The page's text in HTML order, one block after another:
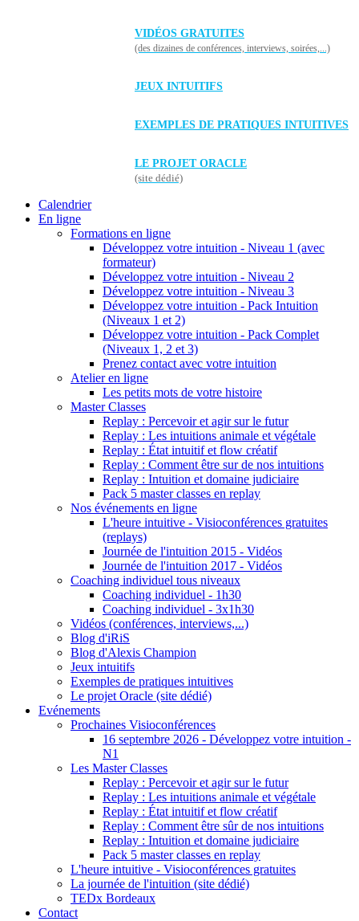
VIDÉOS GRATUITES
(des dizaines de conférences, interviews, soirées,...)
JEUX INTUITIFS
EXEMPLES DE PRATIQUES INTUITIVES
LE PROJET ORACLE
(site dédié)
Calendrier
En ligne
Formations en ligne
Développez votre intuition - Niveau 1 (avec
formateur)
Développez votre intuition - Niveau 2
Développez votre intuition - Niveau 3
Développez votre intuition - Pack Intuition
(Niveaux 1 et 2)
Développez votre intuition - Pack Complet
(Niveaux 1, 2 et 3)
Prenez contact avec votre intuition
Atelier en ligne
Les petits mots de votre histoire
Master Classes
Replay : Percevoir et agir sur le futur
Replay : Les intuitions animale et végétale
Replay : État intuitif et flow créatif
Replay : Comment être sur de nos intuitions
Replay : Intuition et domaine judiciaire
Pack 5 master classes en replay
Nos événements en ligne
L'heure intuitive - Visioconférences gratuites
(replays)
Journée de l'intuition 2015 - Vidéos
Journée de l'intuition 2017 - Vidéos
Coaching individuel tous niveaux
Coaching individuel - 1h30
Coaching individuel - 3x1h30
Vidéos (conférences, interviews,...)
Blog d'iRiS
Blog d'Alexis Champion
Jeux intuitifs
Exemples de pratiques intuitives
Le projet Oracle (site dédié)
Evénements
Prochaines Visioconférences
16 septembre 2026 - Développez votre intuition -
N1
Les Master Classes
Replay : Percevoir et agir sur le futur
Replay : Les intuitions animale et végétale
Replay : État intuitif et flow créatif
Replay : Comment être sûr de nos intuitions
Replay : Intuition et domaine judiciaire
Pack 5 master classes en replay
L'heure intuitive - Visioconférences gratuites
La journée de l'intuition (site dédié)
TEDx Bordeaux
Contact